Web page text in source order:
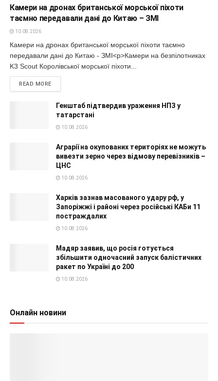
Камери на дронах британської морської піхоти
таємно передавали дані до Китаю – ЗМІ
10.08.2026
Камери на дронах британської морської піхоти таємно
передавали дані до Китаю - ЗМІ<p>Камери на безпілотниках
K3 Scout Королівської морської піхоти...
READ MORE
Генштаб підтвердив ураження НПЗ у
татарстані
10.08.2026
Аграрії на окупованих територіях не можуть
вивезти зерно через відмову перевізників –
ЦНС
10.08.2026
Харків зазнав масованого удару рф, у
Запоріжжі і районі через російські КАБи 11
постраждалих
10.08.2026
Мадяр заявив, що росія готується
збільшити одночасний запуск балістичних
ракет по Україні до 200
10.08.2026
Онлайн новини